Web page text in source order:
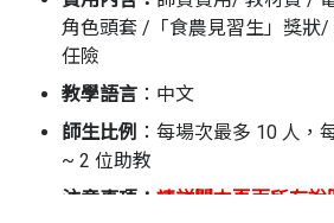
活動流程（課程時間約 40 ~ 50 分鐘
暖身開場 | 戴上角色頭套，故事
故事互動 | 邊聽邊玩，互動中學
挑戰任務 | 動動手、動動腦，完
角色頭套 /「食農見習生」獎狀
任險
教學語言 ： 中文
師生比例 ： 每場次最多 10 人，
~ 2 位助教
注意事項： 請詳閱本頁面所有說